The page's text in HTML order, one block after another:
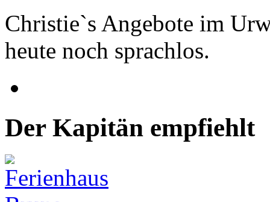
Christie`s Angebote im
heute noch sprachlos.
Der Kapitän empfiehlt